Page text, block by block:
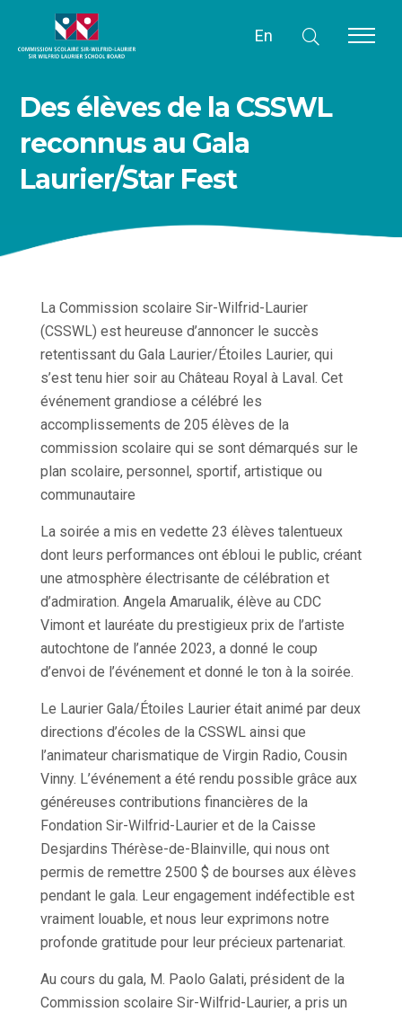
En
Des élèves de la CSSWL
reconnus au Gala
Laurier/Star Fest
La Commission scolaire Sir-Wilfrid-Laurier
(CSSWL) est heureuse d’annoncer le succès
retentissant du Gala Laurier/Étoiles Laurier, qui
s’est tenu hier soir au Château Royal à Laval. Cet
événement grandiose a célébré les
accomplissements de 205 élèves de la
commission scolaire qui se sont démarqués sur le
plan scolaire, personnel, sportif, artistique ou
communautaire
La soirée a mis en vedette 23 élèves talentueux
dont leurs performances ont ébloui le public, créant
une atmosphère électrisante de célébration et
d’admiration. Angela Amarualik, élève au CDC
Vimont et lauréate du prestigieux prix de l’artiste
autochtone de l’année 2023, a donné le coup
d’envoi de l’événement et donné le ton à la soirée.
Le Laurier Gala/Étoiles Laurier était animé par deux
directions d’écoles de la CSSWL ainsi que
l’animateur charismatique de Virgin Radio, Cousin
Vinny. L’événement a été rendu possible grâce aux
généreuses contributions financières de la
Fondation Sir-Wilfrid-Laurier et de la Caisse
Desjardins Thérèse-de-Blainville, qui nous ont
permis de remettre 2500 $ de bourses aux élèves
pendant le gala. Leur engagement indéfectible est
vraiment louable, et nous leur exprimons notre
profonde gratitude pour leur précieux partenariat.
Au cours du gala, M. Paolo Galati, président de la
Commission scolaire Sir-Wilfrid-Laurier, a pris un